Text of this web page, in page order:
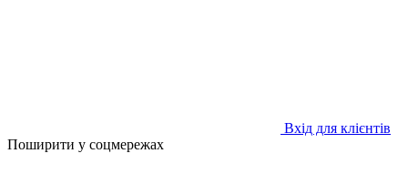
Вхід для клієнтів
Поширити у соцмережах